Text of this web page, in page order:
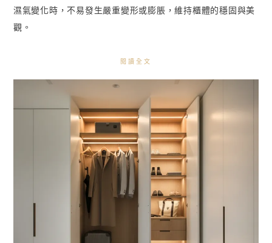
濕氣變化時，不易發生嚴重變形或膨脹，維持櫃體的穩固與美
觀。
閱讀全文